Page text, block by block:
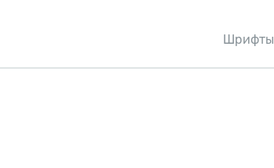
Шрифты